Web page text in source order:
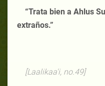
“Trata bien a Ahlus
extraños.”
[Laalikaa'i, no.49]